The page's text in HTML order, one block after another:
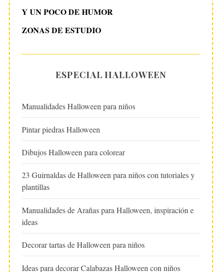
Y UN POCO DE HUMOR
ZONAS DE ESTUDIO
ESPECIAL HALLOWEEN
Manualidades Halloween para niños
Pintar piedras Halloween
Dibujos Halloween para colorear
23 Guirnaldas de Halloween para niños con tutoriales y
plantillas
Manualidades de Arañas para Halloween, inspiración e
ideas
Decorar tartas de Halloween para niños
Ideas para decorar Calabazas Halloween con niños